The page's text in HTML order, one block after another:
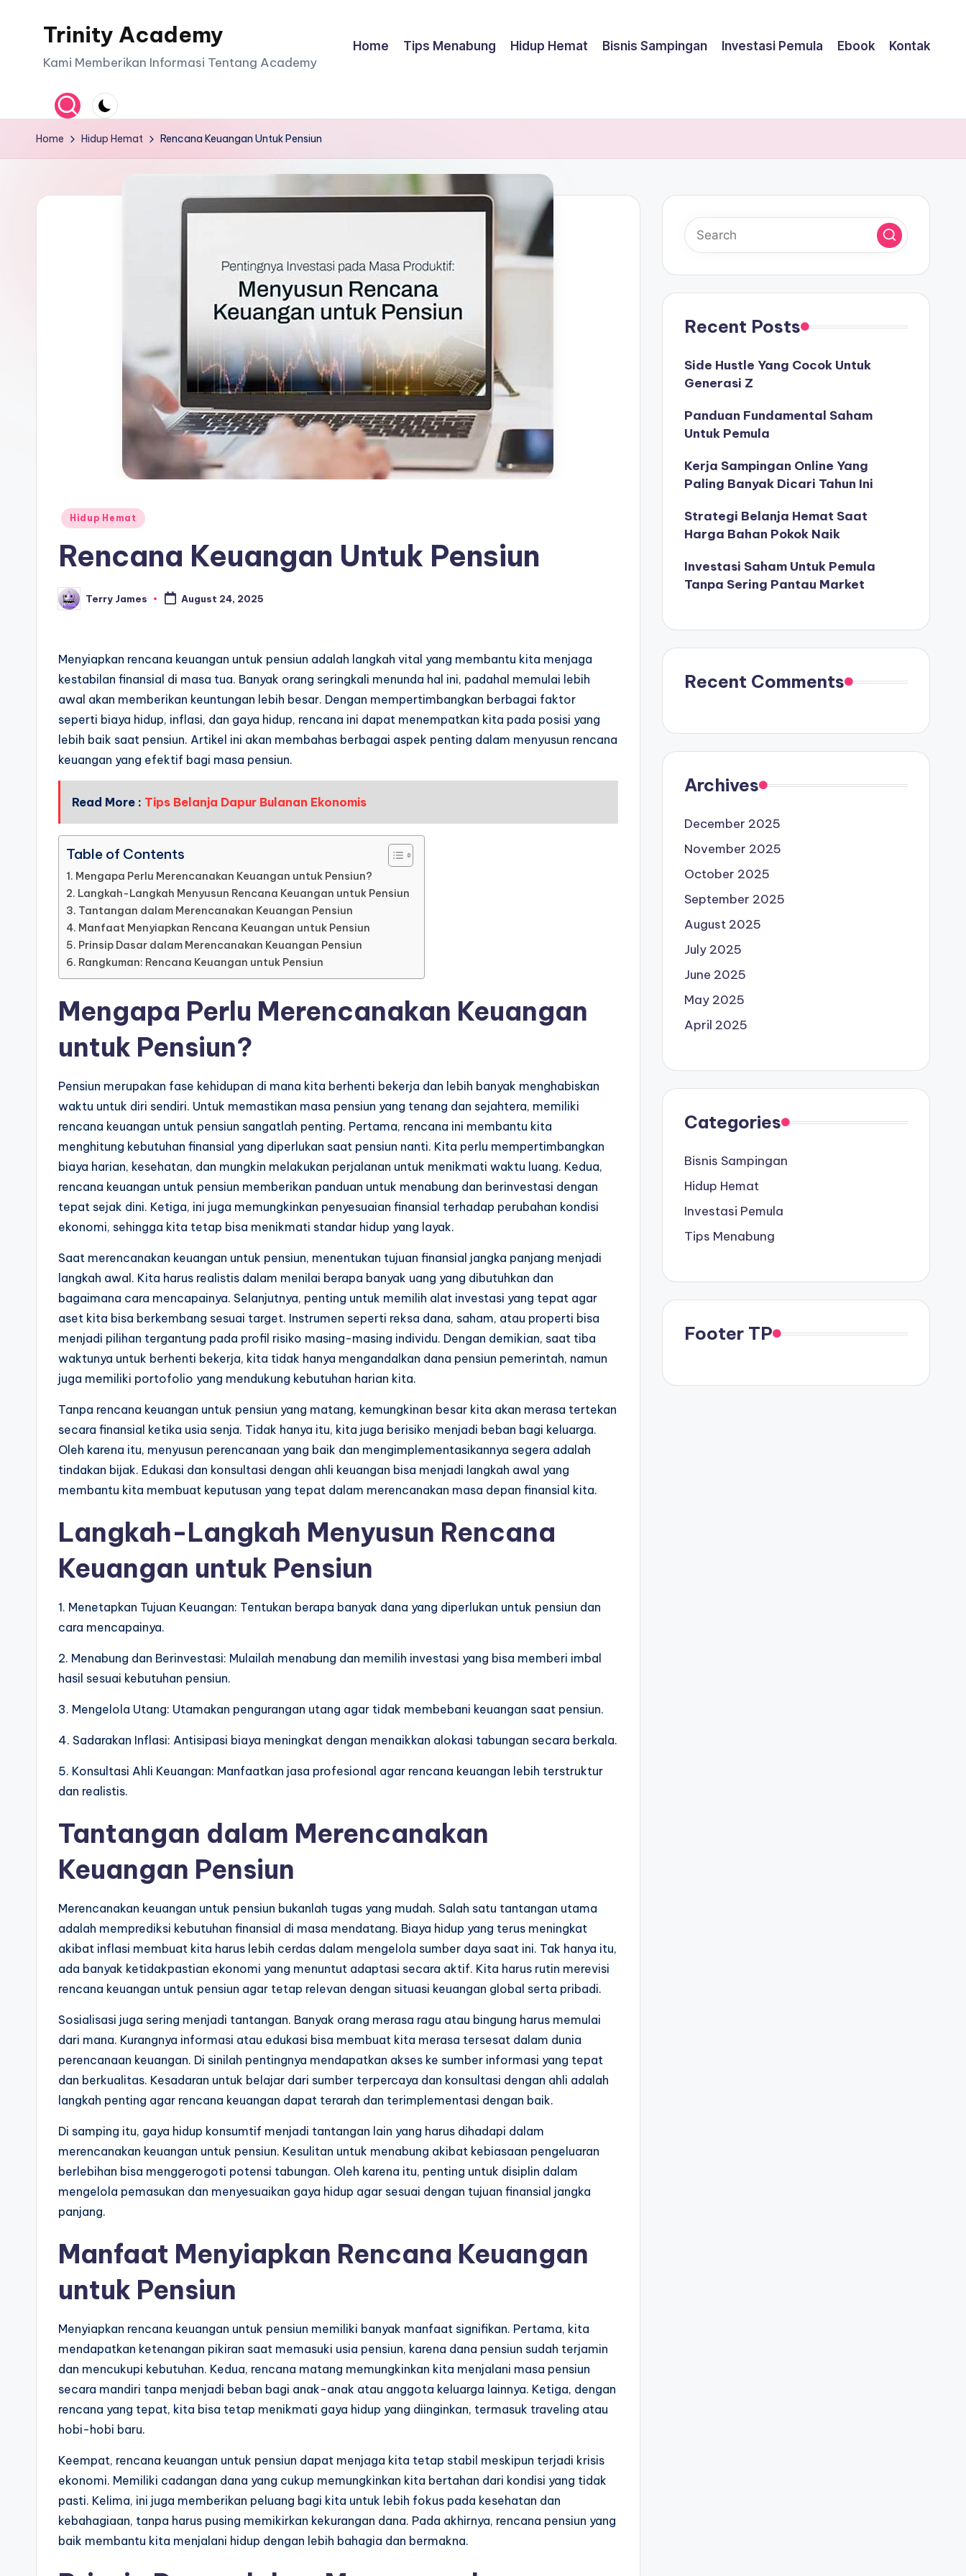
Trinity Academy
Kami Memberikan Informasi Tentang Academy
Home Tips Menabung Hidup Hemat Bisnis Sampingan Investasi Pemula Ebook Kontak
Home Hidup Hemat Rencana Keuangan Untuk Pensiun
Posted
Hidup Hemat
Rencana Keuangan Untuk Pensiun
Posted
by
Terry James August 24, 2025
Menyiapkan rencana keuangan untuk pensiun adalah langkah vital yang membantu kita menjaga
kestabilan finansial di masa tua. Banyak orang seringkali menunda hal ini, padahal memulai lebih
awal akan memberikan keuntungan lebih besar. Dengan mempertimbangkan berbagai faktor
seperti biaya hidup, inflasi, dan gaya hidup, rencana ini dapat menempatkan kita pada posisi yang
lebih baik saat pensiun. Artikel ini akan membahas berbagai aspek penting dalam menyusun rencana
keuangan yang efektif bagi masa pensiun.
Read More : Tips Belanja Dapur Bulanan Ekonomis
Table of Contents
Mengapa Perlu Merencanakan Keuangan untuk Pensiun?
Langkah-Langkah Menyusun Rencana Keuangan untuk Pensiun
Tantangan dalam Merencanakan Keuangan Pensiun
Manfaat Menyiapkan Rencana Keuangan untuk Pensiun
Prinsip Dasar dalam Merencanakan Keuangan Pensiun
Rangkuman: Rencana Keuangan untuk Pensiun
Mengapa Perlu Merencanakan Keuangan
untuk Pensiun?
Pensiun merupakan fase kehidupan di mana kita berhenti bekerja dan lebih banyak menghabiskan
waktu untuk diri sendiri. Untuk memastikan masa pensiun yang tenang dan sejahtera, memiliki
rencana keuangan untuk pensiun sangatlah penting. Pertama, rencana ini membantu kita
menghitung kebutuhan finansial yang diperlukan saat pensiun nanti. Kita perlu mempertimbangkan
biaya harian, kesehatan, dan mungkin melakukan perjalanan untuk menikmati waktu luang. Kedua,
rencana keuangan untuk pensiun memberikan panduan untuk menabung dan berinvestasi dengan
tepat sejak dini. Ketiga, ini juga memungkinkan penyesuaian finansial terhadap perubahan kondisi
ekonomi, sehingga kita tetap bisa menikmati standar hidup yang layak.
Saat merencanakan keuangan untuk pensiun, menentukan tujuan finansial jangka panjang menjadi
langkah awal. Kita harus realistis dalam menilai berapa banyak uang yang dibutuhkan dan
bagaimana cara mencapainya. Selanjutnya, penting untuk memilih alat investasi yang tepat agar
aset kita bisa berkembang sesuai target. Instrumen seperti reksa dana, saham, atau properti bisa
menjadi pilihan tergantung pada profil risiko masing-masing individu. Dengan demikian, saat tiba
waktunya untuk berhenti bekerja, kita tidak hanya mengandalkan dana pensiun pemerintah, namun
juga memiliki portofolio yang mendukung kebutuhan harian kita.
Tanpa rencana keuangan untuk pensiun yang matang, kemungkinan besar kita akan merasa tertekan
secara finansial ketika usia senja. Tidak hanya itu, kita juga berisiko menjadi beban bagi keluarga.
Oleh karena itu, menyusun perencanaan yang baik dan mengimplementasikannya segera adalah
tindakan bijak. Edukasi dan konsultasi dengan ahli keuangan bisa menjadi langkah awal yang
membantu kita membuat keputusan yang tepat dalam merencanakan masa depan finansial kita.
Langkah-Langkah Menyusun Rencana
Keuangan untuk Pensiun
1. Menetapkan Tujuan Keuangan: Tentukan berapa banyak dana yang diperlukan untuk pensiun dan
cara mencapainya.
2. Menabung dan Berinvestasi: Mulailah menabung dan memilih investasi yang bisa memberi imbal
hasil sesuai kebutuhan pensiun.
3. Mengelola Utang: Utamakan pengurangan utang agar tidak membebani keuangan saat pensiun.
4. Sadarakan Inflasi: Antisipasi biaya meningkat dengan menaikkan alokasi tabungan secara berkala.
5. Konsultasi Ahli Keuangan: Manfaatkan jasa profesional agar rencana keuangan lebih terstruktur
dan realistis.
Tantangan dalam Merencanakan
Keuangan Pensiun
Merencanakan keuangan untuk pensiun bukanlah tugas yang mudah. Salah satu tantangan utama
adalah memprediksi kebutuhan finansial di masa mendatang. Biaya hidup yang terus meningkat
akibat inflasi membuat kita harus lebih cerdas dalam mengelola sumber daya saat ini. Tak hanya itu,
ada banyak ketidakpastian ekonomi yang menuntut adaptasi secara aktif. Kita harus rutin merevisi
rencana keuangan untuk pensiun agar tetap relevan dengan situasi keuangan global serta pribadi.
Sosialisasi juga sering menjadi tantangan. Banyak orang merasa ragu atau bingung harus memulai
dari mana. Kurangnya informasi atau edukasi bisa membuat kita merasa tersesat dalam dunia
perencanaan keuangan. Di sinilah pentingnya mendapatkan akses ke sumber informasi yang tepat
dan berkualitas. Kesadaran untuk belajar dari sumber terpercaya dan konsultasi dengan ahli adalah
langkah penting agar rencana keuangan dapat terarah dan terimplementasi dengan baik.
Di samping itu, gaya hidup konsumtif menjadi tantangan lain yang harus dihadapi dalam
merencanakan keuangan untuk pensiun. Kesulitan untuk menabung akibat kebiasaan pengeluaran
berlebihan bisa menggerogoti potensi tabungan. Oleh karena itu, penting untuk disiplin dalam
mengelola pemasukan dan menyesuaikan gaya hidup agar sesuai dengan tujuan finansial jangka
panjang.
Manfaat Menyiapkan Rencana Keuangan
untuk Pensiun
Menyiapkan rencana keuangan untuk pensiun memiliki banyak manfaat signifikan. Pertama, kita
mendapatkan ketenangan pikiran saat memasuki usia pensiun, karena dana pensiun sudah terjamin
dan mencukupi kebutuhan. Kedua, rencana matang memungkinkan kita menjalani masa pensiun
secara mandiri tanpa menjadi beban bagi anak-anak atau anggota keluarga lainnya. Ketiga, dengan
rencana yang tepat, kita bisa tetap menikmati gaya hidup yang diinginkan, termasuk traveling atau
hobi-hobi baru.
Keempat, rencana keuangan untuk pensiun dapat menjaga kita tetap stabil meskipun terjadi krisis
ekonomi. Memiliki cadangan dana yang cukup memungkinkan kita bertahan dari kondisi yang tidak
pasti. Kelima, ini juga memberikan peluang bagi kita untuk lebih fokus pada kesehatan dan
kebahagiaan, tanpa harus pusing memikirkan kekurangan dana. Pada akhirnya, rencana pensiun yang
baik membantu kita menjalani hidup dengan lebih bahagia dan bermakna.
Recent Posts
Side Hustle Yang Cocok Untuk
Generasi Z
Panduan Fundamental Saham
Untuk Pemula
Kerja Sampingan Online Yang
Paling Banyak Dicari Tahun Ini
Strategi Belanja Hemat Saat
Harga Bahan Pokok Naik
Investasi Saham Untuk Pemula
Tanpa Sering Pantau Market
Recent Comments
Archives
December 2025
November 2025
October 2025
September 2025
August 2025
July 2025
June 2025
May 2025
April 2025
Categories
Bisnis Sampingan
Hidup Hemat
Investasi Pemula
Tips Menabung
Footer TP